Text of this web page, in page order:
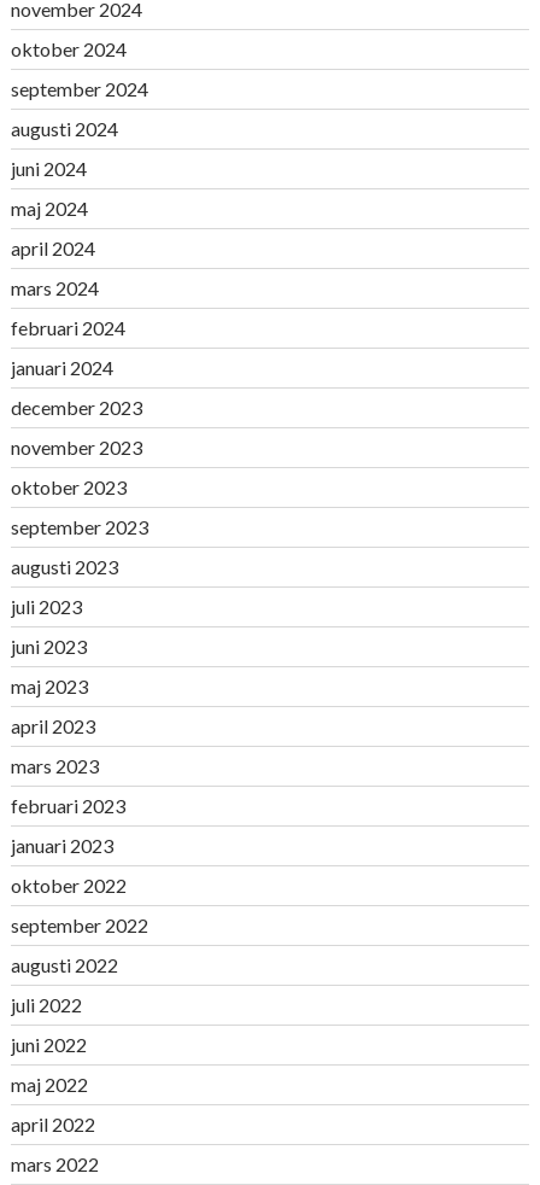
november 2024
oktober 2024
september 2024
augusti 2024
juni 2024
maj 2024
april 2024
mars 2024
februari 2024
januari 2024
december 2023
november 2023
oktober 2023
september 2023
augusti 2023
juli 2023
juni 2023
maj 2023
april 2023
mars 2023
februari 2023
januari 2023
oktober 2022
september 2022
augusti 2022
juli 2022
juni 2022
maj 2022
april 2022
mars 2022